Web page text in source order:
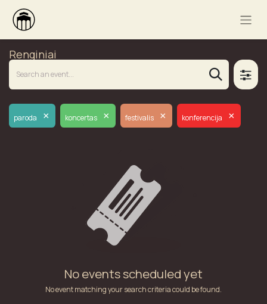
Renginiai
paroda × koncertas × festivalis × konferencija ×
No events scheduled yet
No event matching your search criteria could be found.